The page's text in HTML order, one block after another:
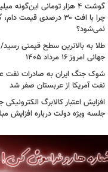
گوشت ۴ هزار تومانی
چرا با افت ۳۰ درصدی قیمت
نمی‌شود؟
طلا به بالاترین سطح قیمتی
جهانی امروز ۱۶ مرداد ۱۴۰۵
شوک جنگ ایران به صادرات نفت
نفت آمریکا از عربستان صفر شد
افزایش اعتبار کالابرگ
جلسه ویژه دولت درباره افزایش